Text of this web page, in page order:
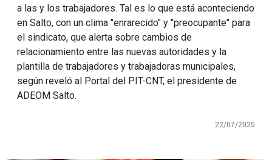
a las y los trabajadores. Tal es lo que está aconteciendo
en Salto, con un clima "enrarecido" y "preocupante" para
el sindicato, que alerta sobre cambios de
relacionamiento entre las nuevas autoridades y la
plantilla de trabajadores y trabajadoras municipales,
según reveló al Portal del PIT-CNT, el presidente de
ADEOM Salto.
22/07/2025